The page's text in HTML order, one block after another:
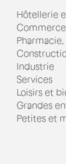
Hôtellerie
Industrie
Services
Loisirs et
Grandes
Petites et